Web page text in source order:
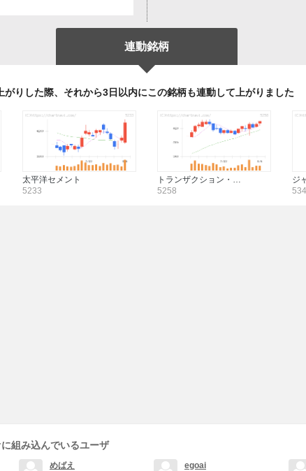
連動銘柄
がりした際、それから3日以内にこの銘柄も連動して上がりました
太平洋セメント
5233
トランザクション・…
5258
ジ
組み込んでいるユーザ
めばえ
egoai